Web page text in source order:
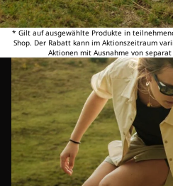
* Gilt auf ausgewählte Produkte in
Shop. Der Rabatt kann im Aktionszeitraum
Aktionen mit Ausnahme von